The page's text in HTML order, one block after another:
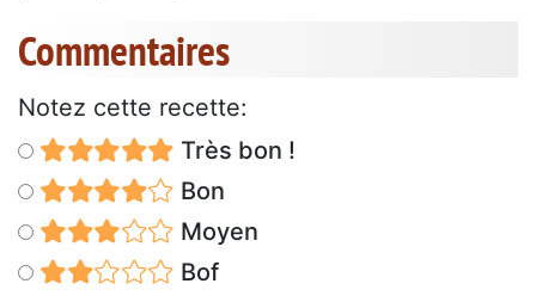
Commentaires
Notez cette recette:
Très bon !
Bon
Moyen
Bof